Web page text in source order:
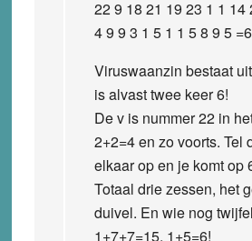
22 9 18 21 19 23 1 1 14
4 9 9 3 1 5 1 1 5 8 9 5
Viruswaanzin bestaat
is alvast twee keer 6!
De v is nummer 22 in
2+2=4 en zo voorts. Tel
elkaar op en je komt op
Totaal drie zessen, het
duivel. En wie nog
1+7+7=15, 1+5=6!